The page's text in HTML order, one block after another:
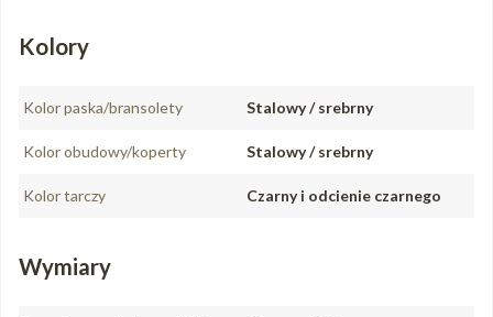
Kolory
Kolor paska/bransolety Stalowy / srebrny
Kolor obudowy/koperty Stalowy / srebrny
Kolor tarczy Czarny i odcienie czarnego
Wymiary